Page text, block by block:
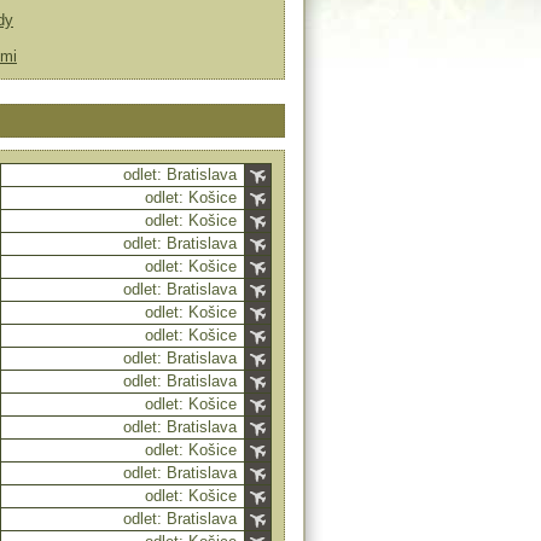
odlet: Bratislava
odlet: Košice
odlet: Košice
odlet: Bratislava
odlet: Košice
odlet: Bratislava
odlet: Košice
odlet: Košice
odlet: Bratislava
odlet: Bratislava
odlet: Košice
odlet: Bratislava
odlet: Košice
odlet: Bratislava
odlet: Košice
odlet: Bratislava